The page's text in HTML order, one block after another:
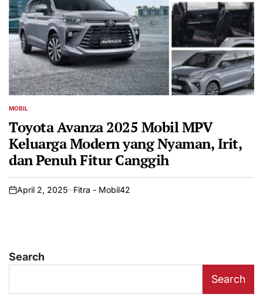
POSTED
MOBIL
Toyota Avanza 2025 Mobil MPV
Keluarga Modern yang Nyaman, Irit,
dan Penuh Fitur Canggih
on
April 2, 2025 Fitra - Mobil42
Search
Search